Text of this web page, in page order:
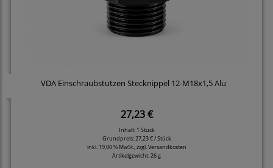
VDA Einschraubstutzen Stecknippel 12-M18x1,5 Alu
27,23 €
Inhalt: 1 Stück
Grundpreis:27,23 € / Stück
inkl. 19,00 % MwSt., zzgl.Versandkosten
Artikelgewicht: 26 g